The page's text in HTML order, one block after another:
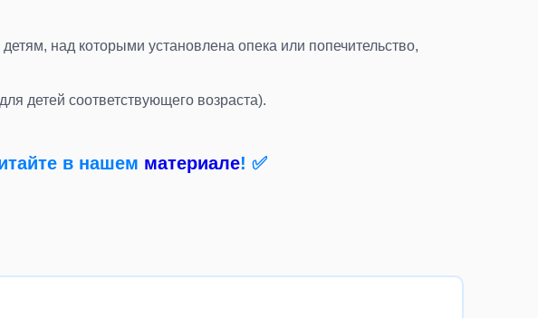
над которыми установлена опека или попечительство,
детей соответствующего возраста).
в нашем материале! ✅